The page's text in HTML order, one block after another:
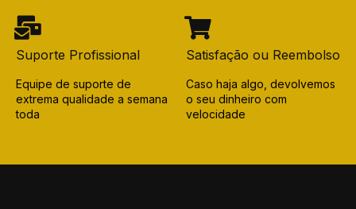
Suporte Profissional
Equipe de suporte de
extrema qualidade a semana
toda
Satisfação ou Reembolso
Caso haja algo, devolvemos
o seu dinheiro com
velocidade